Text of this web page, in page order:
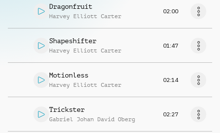
Dragonfruit
Harvey Elliott Carter
02:00
Shapeshifter
Harvey Elliott Carter
01:47
Motionless
Harvey Elliott Carter
02:14
Trickster
Gabriel Johan David Oberg
02:27